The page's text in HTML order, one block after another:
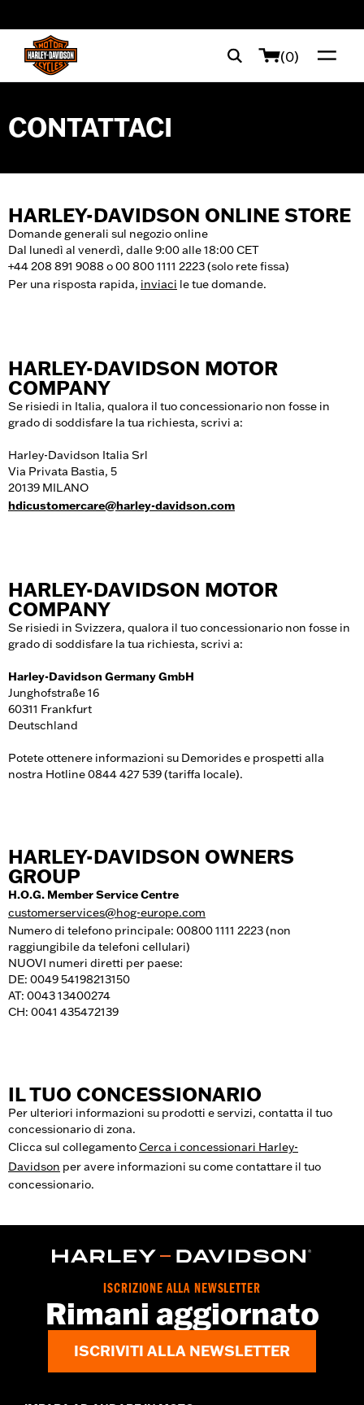
(0)
CONTATTACI
HARLEY-DAVIDSON ONLINE STORE
Domande generali sul negozio online
Dal lunedì al venerdì, dalle 9:00 alle 18:00 CET
+44 208 891 9088 o 00 800 1111 2223 (solo rete fissa)
Per una risposta rapida, inviaci le tue domande.
HARLEY-DAVIDSON MOTOR
COMPANY
Se risiedi in Italia, qualora il tuo concessionario non fosse in
grado di soddisfare la tua richiesta, scrivi a:
Harley-Davidson Italia Srl
Via Privata Bastia, 5
20139 MILANO
hdicustomercare@harley-davidson.com
HARLEY-DAVIDSON MOTOR
COMPANY
Se risiedi in Svizzera, qualora il tuo concessionario non fosse in
grado di soddisfare la tua richiesta, scrivi a:
Harley-Davidson Germany GmbH
Junghofstraße 16
60311 Frankfurt
Deutschland
Potete ottenere informazioni su Demorides e prospetti alla
nostra Hotline 0844 427 539 (tariffa locale).
HARLEY-DAVIDSON OWNERS
GROUP
H.O.G. Member Service Centre
customerservices@hog-europe.com
Numero di telefono principale: 00800 1111 2223 (non
raggiungibile da telefoni cellulari)
NUOVI numeri diretti per paese:
DE: 0049 54198213150
AT: 0043 13400274
CH: 0041 435472139
IL TUO CONCESSIONARIO
Per ulteriori informazioni su prodotti e servizi, contatta il tuo
concessionario di zona.
Clicca sul collegamentoCerca i concessionari Harley-
Davidson per avere informazioni su come contattare il tuo
concessionario.
ISCRIZIONE ALLA NEWSLETTER
Rimani aggiornato
ISCRIVITI ALLA NEWSLETTER